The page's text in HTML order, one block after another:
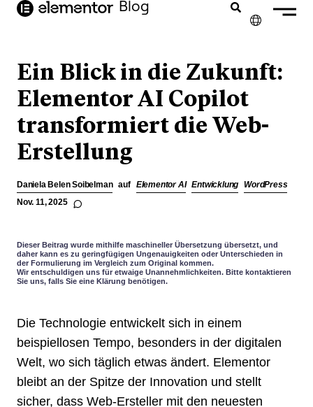
springen
Blog
ENGLISH
FRANÇAIS
NEDERLANDS
Ein Blick in die Zukunft:
Elementor AI Copilot
transformiert die Web-
Erstellung
Daniela Belen Soibelman auf Elementor AI Entwicklung WordPress
Nov. 11, 2025
Dieser Beitrag wurde mithilfe maschineller Übersetzung übersetzt, und
daher kann es zu geringfügigen Ungenauigkeiten oder Unterschieden in
der Formulierung im Vergleich zum Original kommen.
Wir entschuldigen uns für etwaige Unannehmlichkeiten. Bitte kontaktieren
Sie uns, falls Sie eine Klärung benötigen.
Die Technologie entwickelt sich in einem
beispiellosen Tempo, besonders in der digitalen
Welt, wo sich täglich etwas ändert. Elementor
bleibt an der Spitze der Innovation und stellt
sicher, dass Web-Ersteller mit den neuesten